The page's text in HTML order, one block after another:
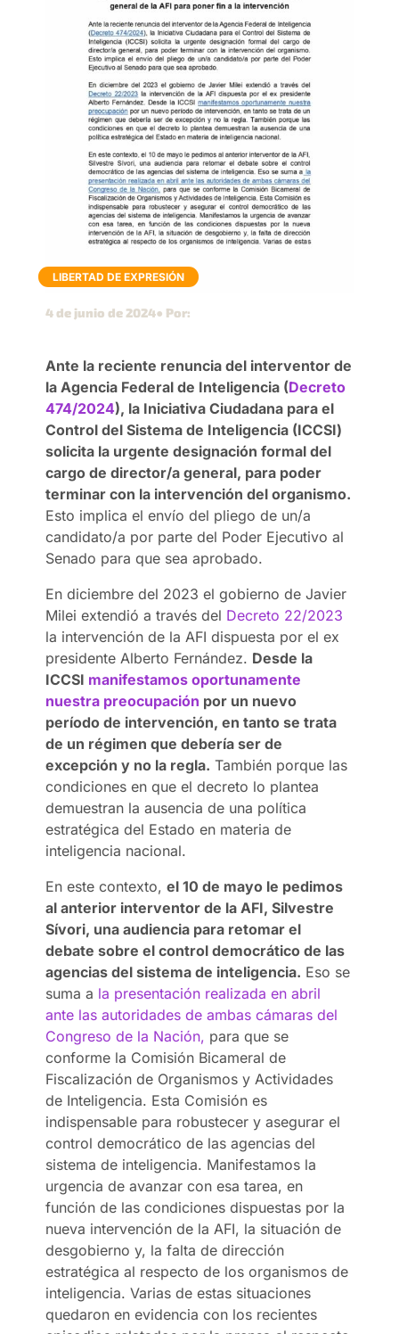
LIBERTAD DE EXPRESIÓN
4 de junio de 2024● Por:
Ante la reciente renuncia del interventor de
la Agencia Federal de Inteligencia (Decreto
474/2024), la Iniciativa Ciudadana para el
Control del Sistema de Inteligencia (ICCSI)
solicita la urgente designación formal del
cargo de director/a general, para poder
terminar con la intervención del organismo.
Esto implica el envío del pliego de un/a
candidato/a por parte del Poder Ejecutivo al
Senado para que sea aprobado.
En diciembre del 2023 el gobierno de Javier
Milei extendió a través del Decreto 22/2023
la intervención de la AFI dispuesta por el ex
presidente Alberto Fernández. Desde la
ICCSI manifestamos oportunamente
nuestra preocupación por un nuevo
período de intervención, en tanto se trata
de un régimen que debería ser de
excepción y no la regla. También porque las
condiciones en que el decreto lo plantea
demuestran la ausencia de una política
estratégica del Estado en materia de
inteligencia nacional.
En este contexto,el 10 de mayo le pedimos
al anterior interventor de la AFI, Silvestre
Sívori, una audiencia para retomar el
debate sobre el control democrático de las
agencias del sistema de inteligencia. Eso se
suma a la presentación realizada en abril
ante las autoridades de ambas cámaras del
Congreso de la Nación, para que se
conforme la Comisión Bicameral de
Fiscalización de Organismos y Actividades
de Inteligencia. Esta Comisión es
indispensable para robustecer y asegurar el
control democrático de las agencias del
sistema de inteligencia. Manifestamos la
urgencia de avanzar con esa tarea, en
función de las condiciones dispuestas por la
nueva intervención de la AFI, la situación de
desgobierno y, la falta de dirección
estratégica al respecto de los organismos de
inteligencia. Varias de estas situaciones
quedaron en evidencia con los recientes